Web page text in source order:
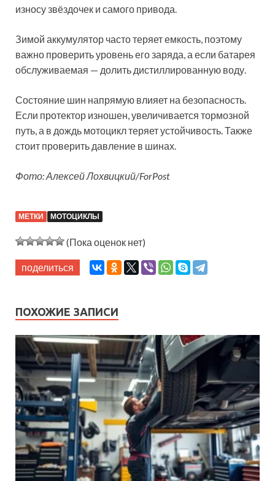
износу звёздочек и самого привода.
Зимой аккумулятор часто теряет емкость, поэтому
важно проверить уровень его заряда, а если батарея
обслуживаемая — долить дистиллированную воду.
Состояние шин напрямую влияет на безопасность.
Если протектор изношен, увеличивается тормозной
путь, а в дождь мотоцикл теряет устойчивость. Также
стоит проверить давление в шинах.
Фото: Алексей Лохвицкий/ForPost
МЕТКИ МОТОЦИКЛЫ
(Пока оценок нет)
поделиться
ПОХОЖИЕ ЗАПИСИ